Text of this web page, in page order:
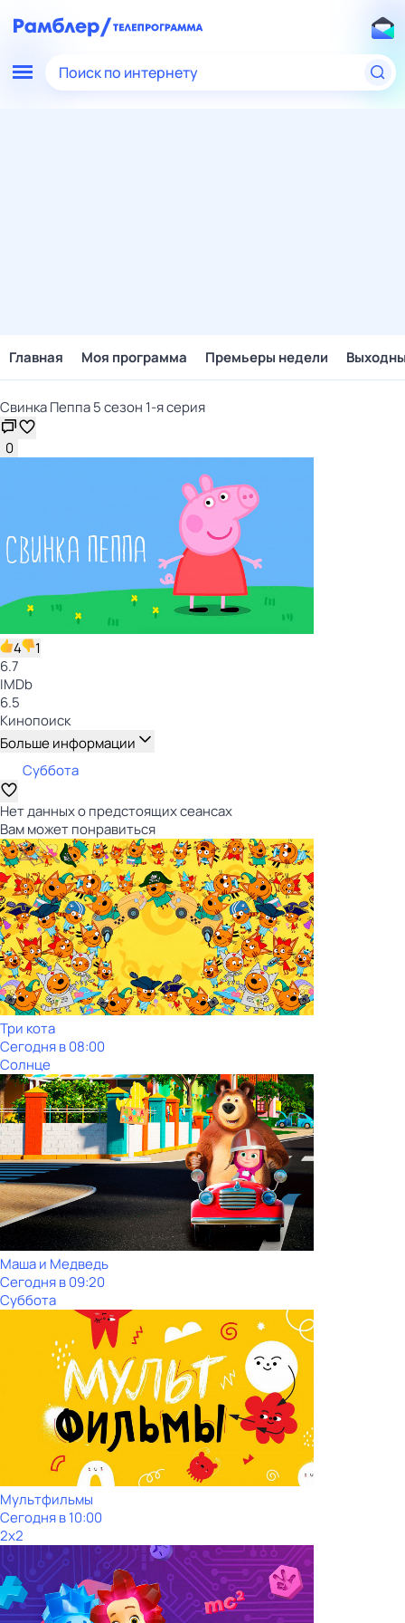
Поиск по интернету
Главная Моя программа Премьеры недели
Свинка Пеппа 5 сезон 1-я серия
0
4
1
6.7
IMDb
6.5
Кинопоиск
Больше информации
Суббота
Нет данных о предстоящих сеансах
Вам может понравиться
Три кота
Сегодня в 08:00
Солнце
Маша и Медведь
Сегодня в 09:20
Суббота
Мультфильмы
Сегодня в 10:00
2x2